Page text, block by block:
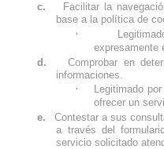
c.
Facilitar la
base a la política de
·
expresamente
d.
Comprobar en
informaciones.
·
Legitimado
ofrecer un
e.
Contestar a sus
a través del
servicio solicitado